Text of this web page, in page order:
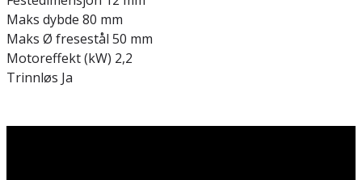
Maks dybde 80 mm
Maks Ø fresestål 50 mm
Motoreffekt (kW) 2,2
Trinnløs Ja